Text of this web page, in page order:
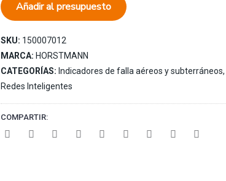
Añadir al presupuesto
SKU: 150007012
MARCA: HORSTMANN
CATEGORÍAS: Indicadores de falla aéreos y subterráneos,
Redes Inteligentes
COMPARTIR: